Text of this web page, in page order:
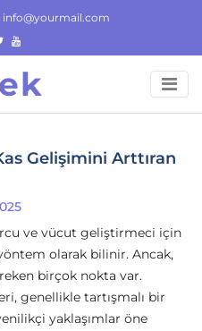
info@yourmail.com
Gelişimini Arttıran
ve vücut geliştirmeci için
olarak bilinir. Ancak,
birçok nokta var.
genellikle tartışmalı bir
yaklaşımlar öne